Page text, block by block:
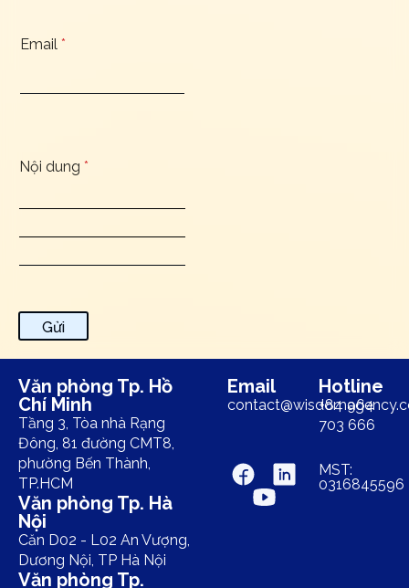
Tháng chín 30, 2025
LIÊN
HỆ
Họ và tên
Nội dung*